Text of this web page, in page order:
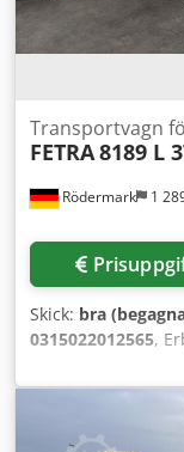
Rödermark 1
Transportvagn
FETRA8189 L
Skick: bra
0315022012565,
Bärförmåga ca.
x B 0,94 m -
Lastningshöjd ca.
Dragstångslängd